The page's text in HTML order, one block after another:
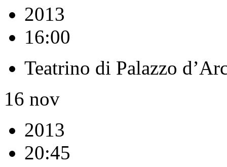
2013
16:00
Teatrino di Palazzo
16 nov
2013
20:45